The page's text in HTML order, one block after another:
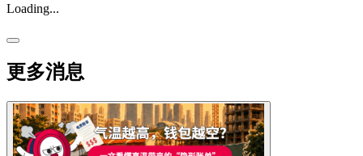
Loading...
更多消息